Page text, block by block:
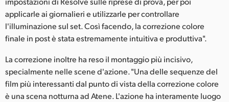
applicarle ai giornalieri e utilizzarle per controllare
l'illuminazione sul set. Così facendo, la correzione colore
finale in post è stata estremamente intuitiva e produttiva".
La correzione inoltre ha reso il montaggio più incisivo,
specialmente nelle scene d'azione. "Una delle sequenze del
film più interessanti dal punto di vista della correzione colore
è una scena notturna ad Atene. L'azione ha interamente luogo